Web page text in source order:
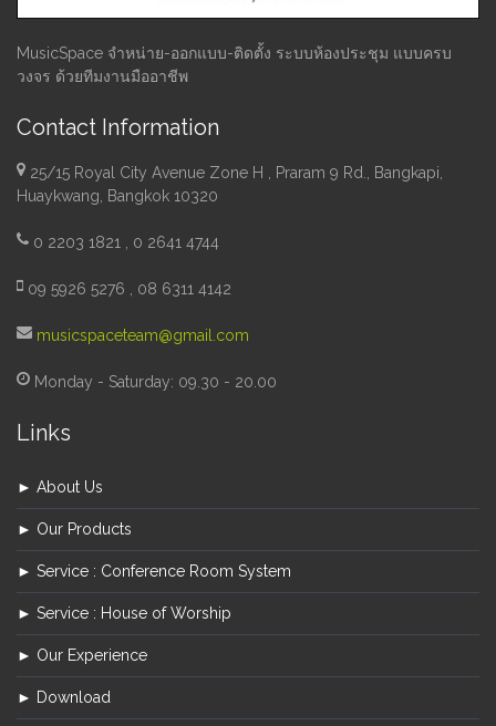
MusicSpace จำหน่าย-ออกแบบ-ติดตั้ง ระบบห้องประชุม แบบครบ
วงจร ด้วยทีมงานมืออาชีพ
Contact Information
25/15 Royal City Avenue Zone H , Praram 9 Rd., Bangkapi,
Huaykwang, Bangkok 10320
0 2203 1821 , 0 2641 4744
09 5926 5276 , 08 6311 4142
musicspaceteam@gmail.com
Monday - Saturday: 09.30 - 20.00
Links
► About Us
► Our Products
► Service : Conference Room System
► Service : House of Worship
► Our Experience
► Download